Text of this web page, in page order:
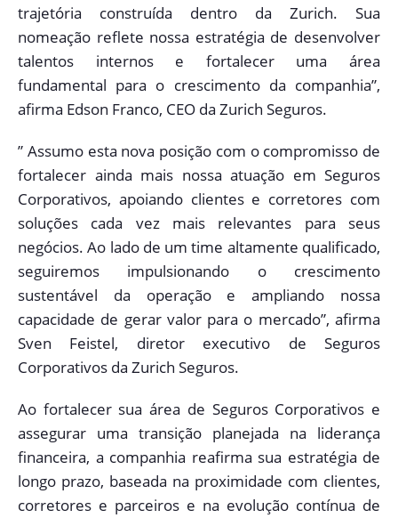
trajetória construída dentro da Zurich. Sua
nomeação reflete nossa estratégia de desenvolver
talentos internos e fortalecer uma área
fundamental para o crescimento da companhia”,
afirma Edson Franco, CEO da Zurich Seguros.
” Assumo esta nova posição com o compromisso de
fortalecer ainda mais nossa atuação em Seguros
Corporativos, apoiando clientes e corretores com
soluções cada vez mais relevantes para seus
negócios. Ao lado de um time altamente qualificado,
seguiremos impulsionando o crescimento
sustentável da operação e ampliando nossa
capacidade de gerar valor para o mercado”, afirma
Sven Feistel, diretor executivo de Seguros
Corporativos da Zurich Seguros.
Ao fortalecer sua área de Seguros Corporativos e
assegurar uma transição planejada na liderança
financeira, a companhia reafirma sua estratégia de
longo prazo, baseada na proximidade com clientes,
corretores e parceiros e na evolução contínua de